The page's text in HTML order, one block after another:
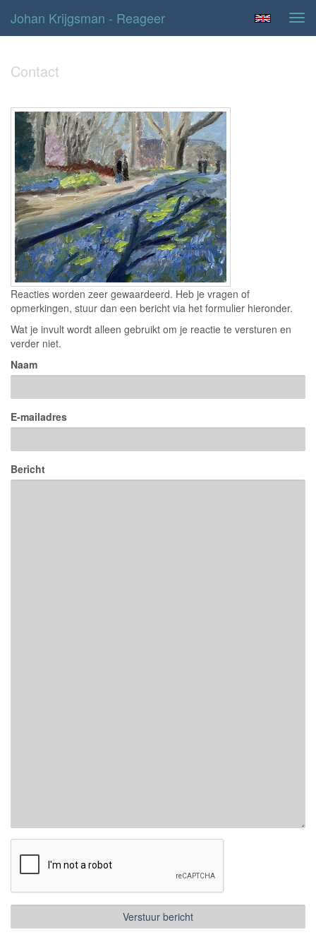
Johan Krijgsman - Reageer
Contact
Reacties worden zeer gewaardeerd. Heb je vragen of
opmerkingen, stuur dan een bericht via het formulier hieronder.
Wat je invult wordt alleen gebruikt om je reactie te versturen en
verder niet.
Naam
E-mailadres
Bericht